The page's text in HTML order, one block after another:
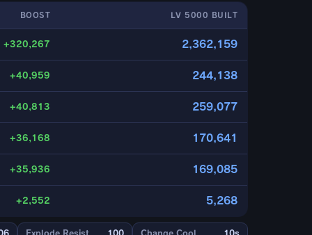
BOOST LV 5000 BUILT
+320,267 2,362,159
+40,959 244,138
+40,813 259,077
+36,168 170,641
+35,936 169,085
+2,552 5,268
Explode Resist 100 Change Cool 10s